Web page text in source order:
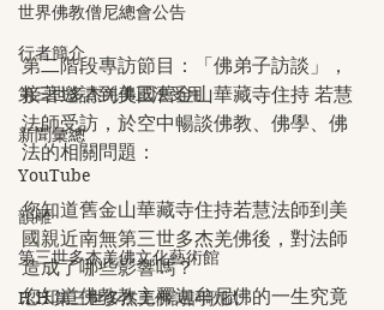
世界佛教僧尼總會公告
行者簡介
第三世多杰羌佛正法受用
新聞彙總
YouTube
韻雕
第三世多杰羌佛文化藝術館
H.H.第三世多杰羌佛詩詞歌賦
第二階段專訪節目：「佛弟子訪談」，
接著邀請到美國舊金山華藏寺住持 若慧
法師受訪，於空中暢談佛教、佛學、佛
法的相關問題：
您知道舊金山華藏寺住持若慧法師到美
國親近南無第三世多杰羌佛後，對法師
造成了哪些影響嗎？
您知道佛教教主釋迦牟尼佛的一生究竟